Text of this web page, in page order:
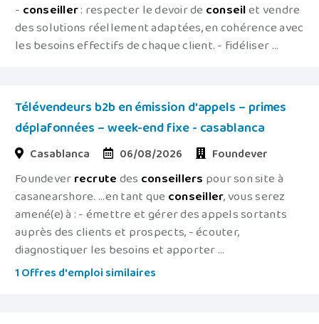
- conseiller: respecter le devoir de conseilet vendre
des solutions réellement adaptées, en cohérence avec
les besoins effectifs de chaque client. - fidéliser ...
Télévendeurs b2b en émission d'appels – primes
déplafonnées – week-end fixe - casablanca
Casablanca 06/08/2026 Foundever
Foundeverrecrutedes conseillers pour son site à
casanearshore. ...en tant que conseiller, vous serez
amené(e) à : - émettre et gérer des appels sortants
auprès des clients et prospects, - écouter,
diagnostiquer les besoins et apporter ...
1 Offres d'emploi similaires